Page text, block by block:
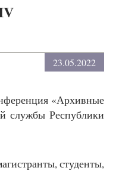
23.05.2022
«Архивные
службы Республики
студенты,